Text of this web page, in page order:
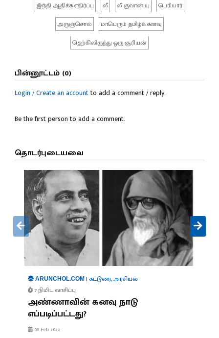
இந்தி ஆதிக்க எதிர்ப்பு
லீ லீ குவான் யு
பெரியார்
அருஞ்சொல்
மாபெரும் தமிழ்க் கனவு
தெற்கிலிருந்து ஒரு சூரியன்
பின்னூட்டம் (0)
Login / Create an accountto add a comment / reply.
Be the first person to add a comment.
தொடர்புடையவை
ARUNCHOL.COM |கட்டுரை,அரசியல்
7 நிமிட வாசிப்பு
அண்ணாவின் கனவு நாடு
எப்படிப்பட்டது?
03 Feb 2022